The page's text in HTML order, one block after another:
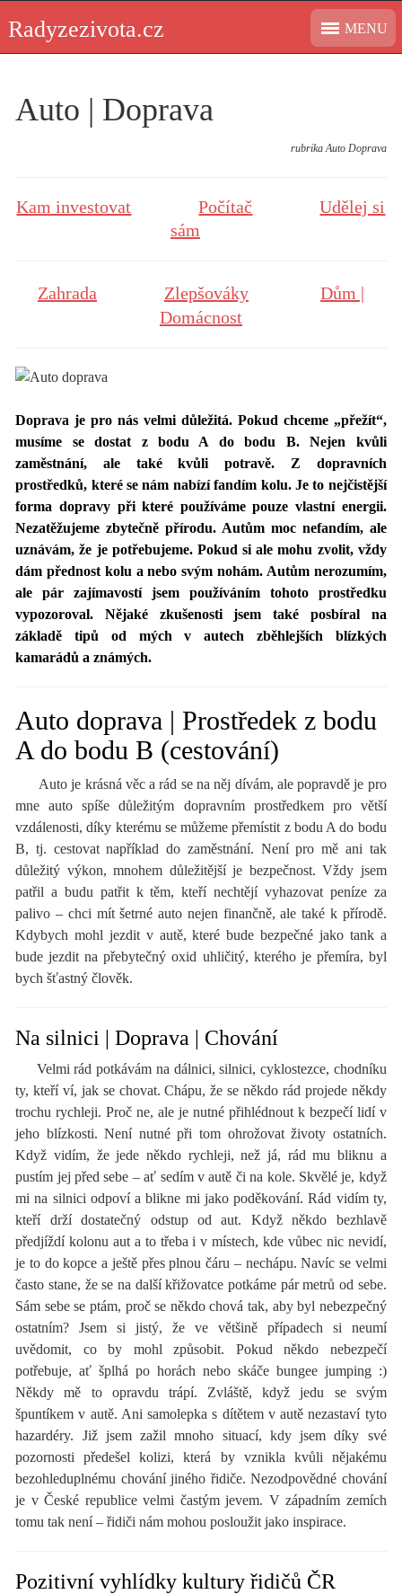
content
Radyzezivota.cz MENU
Auto | Doprava
rubrika Auto Doprava
Kam investovat Počítač
Udělej si
sám
Zahrada Zlepšováky
Dům |
Domácnost
Doprava je pro nás velmi důležitá. Pokud chceme „přežít“,
musíme se dostat z bodu A do bodu B. Nejen kvůli
zaměstnání, ale také kvůli potravě. Z dopravních
prostředků, které se nám nabízí fandím kolu. Je to nejčistější
forma dopravy při které používáme pouze vlastní energii.
Nezatěžujeme zbytečně přírodu. Autům moc nefandím, ale
uznávám, že je potřebujeme. Pokud si ale mohu zvolit, vždy
dám přednost kolu a nebo svým nohám. Autům nerozumím,
ale pár zajímavostí jsem používáním tohoto prostředku
vypozoroval. Nějaké zkušenosti jsem také posbíral na
základě tipů od mých v autech zběhlejších blízkých
kamarádů a známých.
Auto doprava | Prostředek z bodu
A do bodu B (cestování)
Auto je krásná věc a rád se na něj dívám, ale popravdě je pro
mne auto spíše důležitým dopravním prostředkem pro větší
vzdálenosti, díky kterému se můžeme přemístit z bodu A do bodu
B, tj. cestovat například do zaměstnání. Není pro mě ani tak
důležitý výkon, mnohem důležitější je bezpečnost. Vždy jsem
patřil a budu patřit k těm, kteří nechtějí vyhazovat peníze za
palivo – chci mít šetrné auto nejen finančně, ale také k přírodě.
Kdybych mohl jezdit v autě, které bude bezpečné jako tank a
bude jezdit na přebytečný oxid uhličitý, kterého je přemíra, byl
bych šťastný člověk.
Na silnici | Doprava | Chování
Velmi rád potkávám na dálnici, silnici, cyklostezce, chodníku
ty, kteří ví, jak se chovat. Chápu, že se někdo rád projede někdy
trochu rychleji. Proč ne, ale je nutné přihlédnout k bezpečí lidí v
jeho blízkosti. Není nutné při tom ohrožovat životy ostatních.
Když vidím, že jede někdo rychleji, než já, rád mu bliknu a
pustím jej před sebe – ať sedím v autě či na kole. Skvělé je, když
mi na silnici odpoví a blikne mi jako poděkování. Rád vidím ty,
kteří drží dostatečný odstup od aut. Když někdo bezhlavě
předjíždí kolonu aut a to třeba i v místech, kde vůbec nic nevidí,
je to do kopce a ještě přes plnou čáru – nechápu. Navíc se velmi
často stane, že se na další křižovatce potkáme pár metrů od sebe.
Sám sebe se ptám, proč se někdo chová tak, aby byl nebezpečný
ostatním? Jsem si jistý, že ve většině případech si neumí
uvědomit, co by mohl způsobit. Pokud někdo nebezpečí
potřebuje, ať šplhá po horách nebo skáče bungee jumping :)
Někdy mě to opravdu trápí. Zvláště, když jedu se svým
špuntíkem v autě. Ani samolepka s dítětem v autě nezastaví tyto
hazardéry. Již jsem zažil mnoho situací, kdy jsem díky své
pozornosti předešel kolizi, která by vznikla kvůli nějakému
bezohleduplnému chování jiného řidiče. Nezodpovědné chování
je v České republice velmi častým jevem. V západním zemích
tomu tak není – řidiči nám mohou posloužit jako inspirace.
Pozitivní vyhlídky kultury řidičů ČR